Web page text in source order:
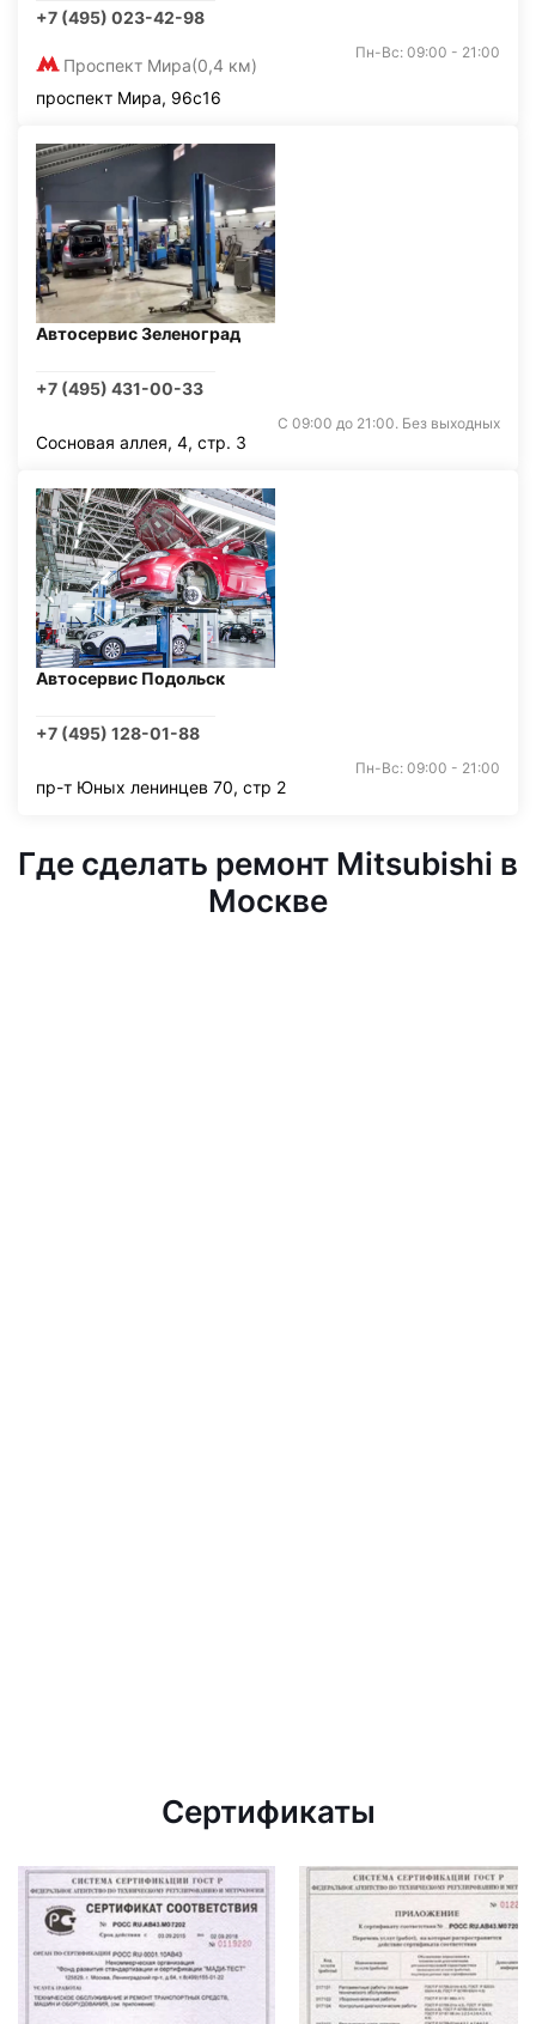
+7 (495) 023-42-98
Проспект Мира(0,4 км)
Пн-Вс: 09:00 - 21:00
проспект Мира, 96с16
Автосервис Зеленоград
+7 (495) 431-00-33
С 09:00 до 21:00. Без выходных
Сосновая аллея, 4, стр. 3
Автосервис Подольск
+7 (495) 128-01-88
Пн-Вс: 09:00 - 21:00
пр-т Юных ленинцев 70, стр 2
Где сделать ремонт Mitsubishi в
Москве
Сертификаты